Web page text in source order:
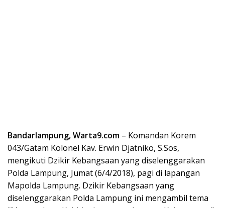
Bandarlampung, Warta9.com – Komandan Korem
043/Gatam Kolonel Kav. Erwin Djatniko, S.Sos,
mengikuti Dzikir Kebangsaan yang diselenggarakan
Polda Lampung, Jumat (6/4/2018), pagi di lapangan
Mapolda Lampung. Dzikir Kebangsaan yang
diselenggarakan Polda Lampung ini mengambil tema